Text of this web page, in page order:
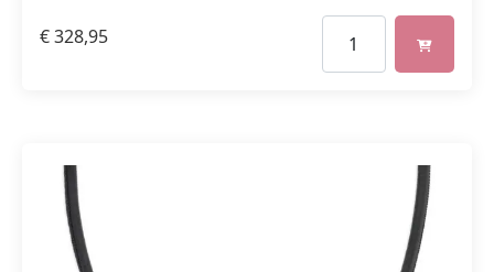
€328,95